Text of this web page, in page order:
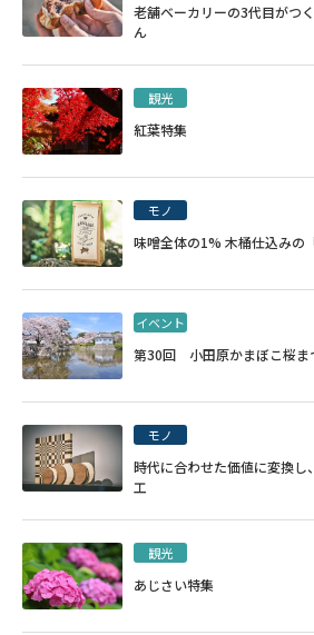
老舗ベーカリーの3代目がつ
ん
観光
紅葉特集
モノ
味噌全体の1% 木桶仕込みの
イベント
第30回 小田原かまぼこ桜ま
モノ
時代に合わせた価値に変換し
工
観光
あじさい特集